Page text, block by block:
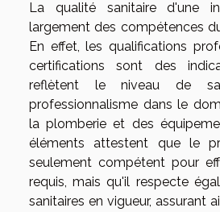
La qualité sanitaire d'une
largement des compétences
En effet, les qualifications
certifications sont des
reflètent le niveau de
professionnalisme dans le
la plomberie et des
éléments attestent que le
seulement compétent pour
requis, mais qu'il respecte
sanitaires en vigueur, assurant